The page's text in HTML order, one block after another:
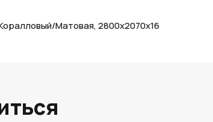
Матовая, 2800х2070х16